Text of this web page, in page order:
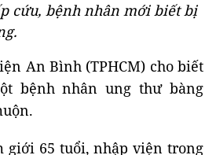
cứu, bệnh nhân mới biết bị
An Bình (TPHCM) cho biết
bệnh nhân ung thư bàng
giới 65 tuổi, nhập viện trong